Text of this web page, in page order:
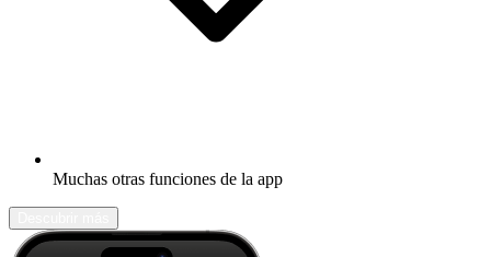
Muchas otras funciones de la app